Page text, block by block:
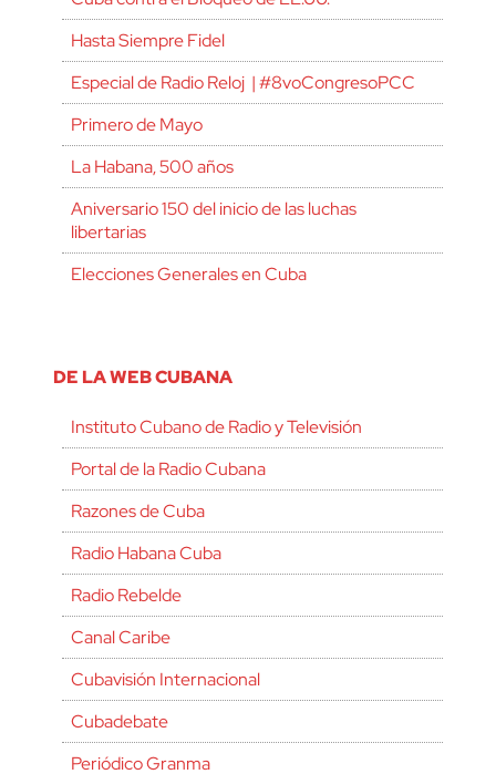
Hasta Siempre Fidel
Especial de Radio Reloj | #8voCongresoPCC
Primero de Mayo
La Habana, 500 años
Aniversario 150 del inicio de las luchas
libertarias
Elecciones Generales en Cuba
DE LA WEB CUBANA
Instituto Cubano de Radio y Televisión
Portal de la Radio Cubana
Razones de Cuba
Radio Habana Cuba
Radio Rebelde
Canal Caribe
Cubavisión Internacional
Cubadebate
Periódico Granma